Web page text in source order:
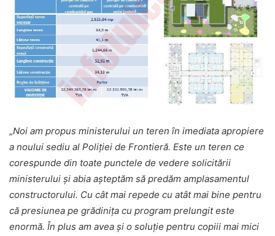
„Noi am propus ministerului un teren în imediata apropiere
a noului sediu al Poliţiei de Frontieră. Este un teren ce
corespunde din toate punctele de vedere solicitării
ministerului şi abia aşteptăm să predăm amplasamentul
constructorului. Cu cât mai repede cu atât mai bine pentru
că presiunea pe grădiniţa cu program prelungit este
enormă. În plus am avea şi o soluţie pentru copiii mai mici